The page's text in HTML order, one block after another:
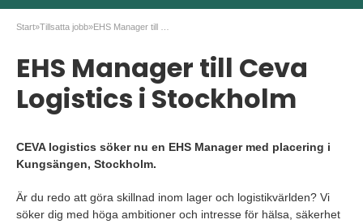
Start»Tillsatta jobb»
EHS Manager till Ceva
Logistics i Stockholm
CEVA logistics söker nu en EHS Manager med placering i
Kungsängen, Stockholm.
Är du redo att göra skillnad inom lager och logistikvärlden? Vi
söker dig med höga ambitioner och intresse för hälsa, säkerhet